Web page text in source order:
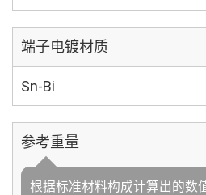
端子电镀材质
Sn-Bi
参考重量
根据标准材料构成计算出的数